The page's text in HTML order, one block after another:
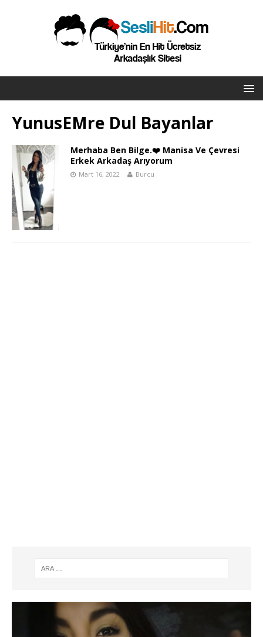
YunusEMre Dul Bayanlar
Merhaba Ben Bilge.❤️ Manisa Ve Çevresi
Erkek Arkadaş Arıyorum
Mart 16, 2022 Burcu